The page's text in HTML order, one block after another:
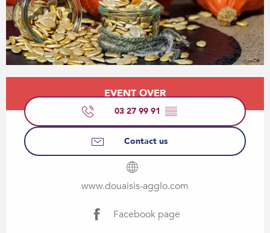
Opening hours & contact details
EVENT OVER
03 27 99 91 ▒▒
Contact us
www.douaisis-agglo.com
Facebook page